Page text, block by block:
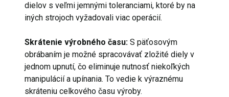
dielov s veľmi jemnými toleranciami, ktoré by na
iných strojoch vyžadovali viac operácií.
Skrátenie výrobného času: S päťosovým
obrábaním je možné spracovávať zložité diely v
jednom upnutí, čo eliminuje nutnosť niekoľkých
manipulácií a upínania. To vedie k výraznému
skráteniu celkového času výroby.